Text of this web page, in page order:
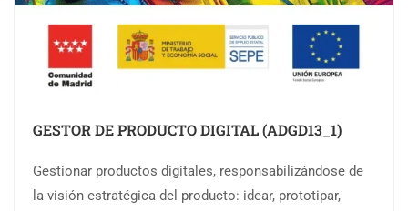
GESTOR DE PRODUCTO DIGITAL (ADGD13_1)
Gestionar productos digitales, responsabilizándose de
la visión estratégica del producto: idear, prototipar,